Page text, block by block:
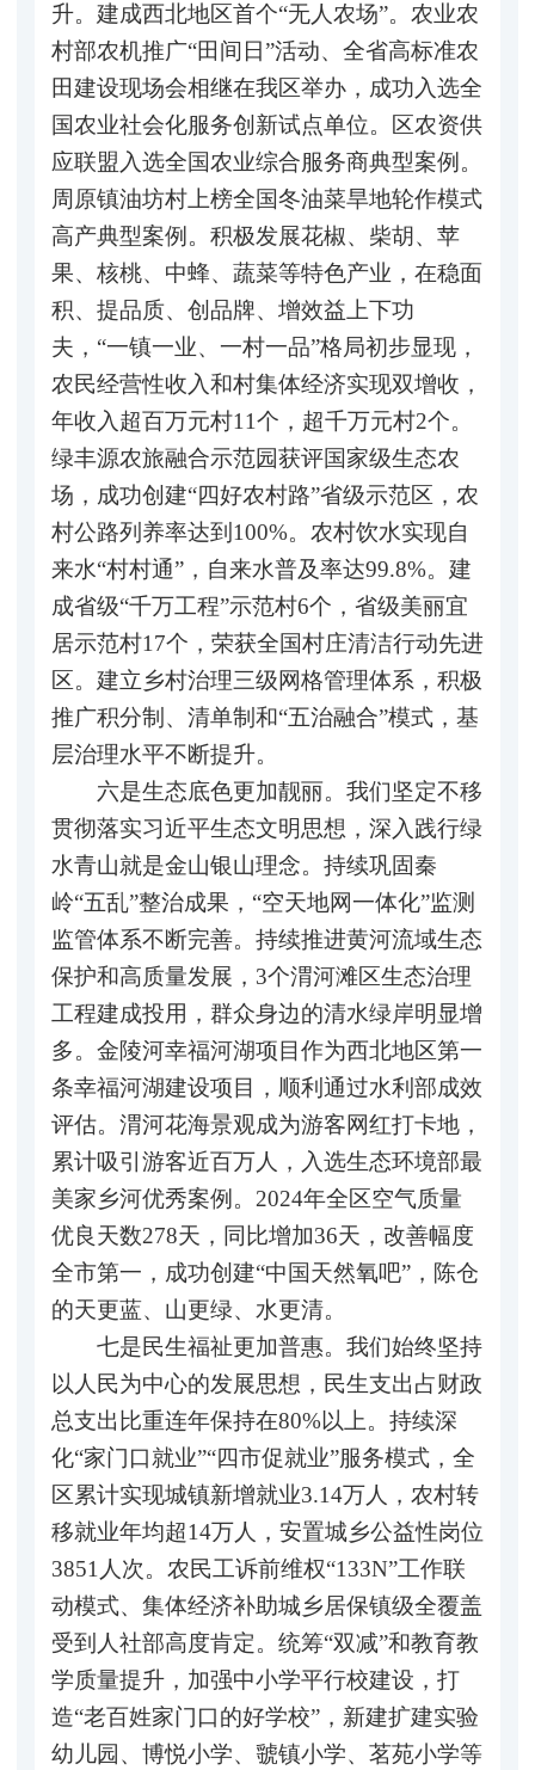
升。建成西北地区首个“无人农场”。农业农
村部农机推广“田间日”活动、全省高标准农
田建设现场会相继在我区举办，成功入选全
国农业社会化服务创新试点单位。区农资供
应联盟入选全国农业综合服务商典型案例。
周原镇油坊村上榜全国冬油菜旱地轮作模式
高产典型案例。积极发展花椒、柴胡、苹
果、核桃、中蜂、蔬菜等特色产业，在稳面
积、提品质、创品牌、增效益上下功
夫，“一镇一业、一村一品”格局初步显现，
农民经营性收入和村集体经济实现双增收，
年收入超百万元村11个，超千万元村2个。
绿丰源农旅融合示范园获评国家级生态农
场，成功创建“四好农村路”省级示范区，农
村公路列养率达到100%。农村饮水实现自
来水“村村通”，自来水普及率达99.8%。建
成省级“千万工程”示范村6个，省级美丽宜
居示范村17个，荣获全国村庄清洁行动先进
区。建立乡村治理三级网格管理体系，积极
推广积分制、清单制和“五治融合”模式，基
层治理水平不断提升。
六是生态底色更加靓丽。我们坚定不移
贯彻落实习近平生态文明思想，深入践行绿
水青山就是金山银山理念。持续巩固秦
岭“五乱”整治成果，“空天地网一体化”监测
监管体系不断完善。持续推进黄河流域生态
保护和高质量发展，3个渭河滩区生态治理
工程建成投用，群众身边的清水绿岸明显增
多。金陵河幸福河湖项目作为西北地区第一
条幸福河湖建设项目，顺利通过水利部成效
评估。渭河花海景观成为游客网红打卡地，
累计吸引游客近百万人，入选生态环境部最
美家乡河优秀案例。2024年全区空气质量
优良天数278天，同比增加36天，改善幅度
全市第一，成功创建“中国天然氧吧”，陈仓
的天更蓝、山更绿、水更清。
七是民生福祉更加普惠。我们始终坚持
以人民为中心的发展思想，民生支出占财政
总支出比重连年保持在80%以上。持续深
化“家门口就业”“四市促就业”服务模式，全
区累计实现城镇新增就业3.14万人，农村转
移就业年均超14万人，安置城乡公益性岗位
3851人次。农民工诉前维权“133N”工作联
动模式、集体经济补助城乡居保镇级全覆盖
受到人社部高度肯定。统筹“双减”和教育教
学质量提升，加强中小学平行校建设，打
造“老百姓家门口的好学校”，新建扩建实验
幼儿园、博悦小学、虢镇小学、茗苑小学等